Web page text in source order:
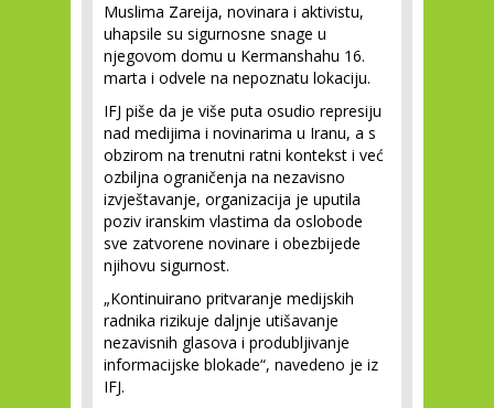
Muslima Zareija, novinara i aktivistu,
uhapsile su sigurnosne snage u
njegovom domu u Kermanshahu 16.
marta i odvele na nepoznatu lokaciju.
IFJ piše da je više puta osudio represiju
nad medijima i novinarima u Iranu, a s
obzirom na trenutni ratni kontekst i već
ozbiljna ograničenja na nezavisno
izvještavanje, organizacija je uputila
poziv iranskim vlastima da oslobode
sve zatvorene novinare i obezbijede
njihovu sigurnost.
„Kontinuirano pritvaranje medijskih
radnika rizikuje daljnje utišavanje
nezavisnih glasova i produbljivanje
informacijske blokade“, navedeno je iz
IFJ.